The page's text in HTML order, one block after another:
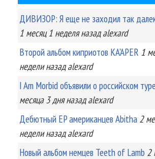
ДИВИЗОР: Я еще не заходил так
1 месяц 1 неделяназад alexard
Второй альбом киприотов KA'APER 1
неделиназад alexard
I Am Morbid объявили о российском
месяца 3 дняназад alexard
Дебютный EP американцев Abitha 2
неделиназад alexard
Новый альбом немцев Teeth of Lamb 2